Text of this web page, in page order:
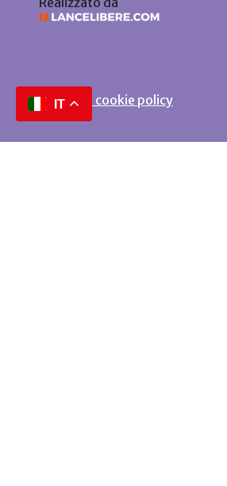
Privacy e cookie policy
IT